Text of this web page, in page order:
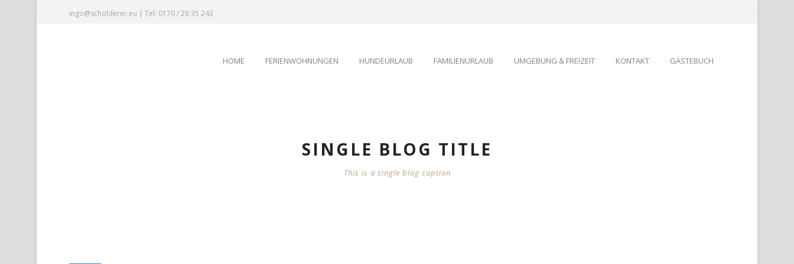
ingo@scholderer.eu | Tel: 0170 / 28 35 243
HOME FERIENWOHNUNGEN HUNDEURLAUB FAMILIENURLAUB UMGEBUNG & FREIZEIT KONTAKT GÄSTEBUCH
SINGLE BLOG TITLE
This is a single blog caption